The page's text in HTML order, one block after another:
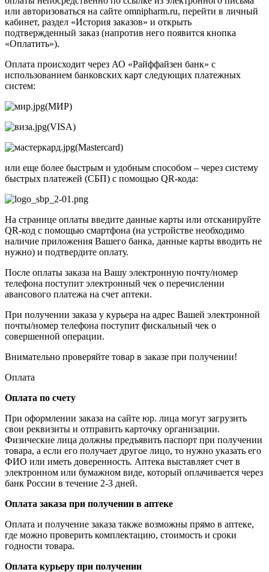
или авторизоваться на сайте omnipharm.ru, перейти в личный
кабинет, раздел «История заказов» и открыть
подтвержденный заказ (напротив него появится кнопка
«Оплатить»).
Оплата происходит через АО «Райффайзен банк» с
использованием банковских карт следующих платежных
систем:
(МИР)
(VISA)
(Mastercard)
или еще более быстрым и удобным способом – через систему
быстрых платежей (СБП) с помощью QR-кода:
На странице оплаты введите данные карты или отсканируйте
QR-код с помощью смартфона (на устройстве необходимо
наличие приложения Вашего банка, данные карты вводить не
нужно) и подтвердите оплату.
После оплаты заказа на Вашу электронную почту/номер
телефона поступит электронный чек о перечислении
авансового платежа на счет аптеки.
При получении заказа у курьера на адрес Вашей электронной
почты/номер телефона поступит фискальный чек о
совершенной операции.
Внимательно проверяйте товар в заказе при получении!
Оплата
Оплата по счету
При оформлении заказа на сайте юр. лица могут загрузить
свои реквизиты и отправить карточку организации.
Физические лица должны предъявить паспорт при получении
товара, а если его получает другое лицо, то нужно указать его
ФИО или иметь доверенность. Аптека выставляет счет в
электронном или бумажном виде, который оплачивается через
банк России в течение 2-3 дней.
Оплата заказа при получении в аптеке
Оплата и получение заказа также возможны прямо в аптеке,
где можно проверить комплектацию, стоимость и сроки
годности товара.
Оплата курьеру при получении